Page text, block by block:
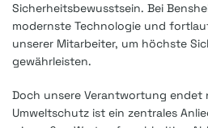
Sicherheitsbewusstsein. Bei
modernste Technologie und
unserer Mitarbeiter, um höchste
gewährleisten.
Doch unsere Verantwortung endet
Umweltschutz ist ein zentrales